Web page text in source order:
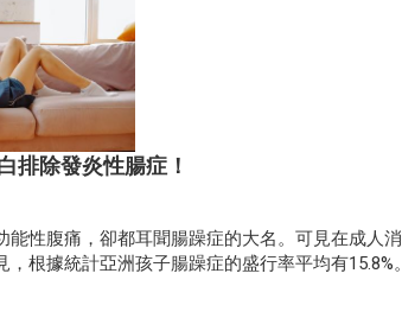
排除發炎性腸症！
性腹痛，卻都耳聞腸躁症的大名。可見在成人消
根據統計亞洲孩子腸躁症的盛行率平均有15.8%。